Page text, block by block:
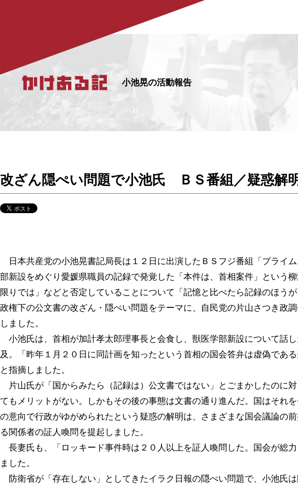
小池晃の活動報告
改ざん隠ぺい問題で小池氏 ＢＳ番組／疑惑解
日本共産党の小池晃書記局長は１２日に出演したＢＳフジ番組「プライ
部新設をめぐり愛媛県職員の記録で発覚した「本件は、首相案件」という
限りでは」などと否定していることについて「記憶と比べたら記録のほう
政権下の公文書の改ざん・隠ぺい問題をテーマに、自民党の片山さつき政
しました。
小池氏は、首相が加計孝太郎理事長と会食し、獣医学部新設について話
及。「昨年１月２０日に同計画を知ったという首相の国会答弁は虚偽であ
と指摘しました。
片山氏が「国からみたら（記録は）公文書ではない」とごまかしたのに
てもメリットがない。しかもその後の事態は文書の通り進んだ。国はそれ
の意向で行政がゆがめられたという疑惑の解明は、さまざまな国会議論の
る関係者の証人喚問を提起しました。
長妻氏も、「ロッキード事件時は２０人以上を証人喚問した。国会が総
ました。
防衛省が「存在しない」としてきたイラク日報の隠ぺい問題で、小池氏